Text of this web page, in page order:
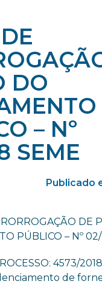
DO
– Nº
SEME
Publicado
DE
PÚBLICO – Nº
4573/2018
de